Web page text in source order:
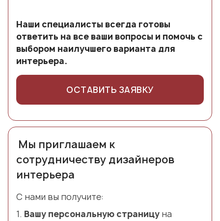
Наши специалисты всегда готовы
ответить на все ваши вопросы и помочь с
выбором наилучшего варианта для
интерьера.
ОСТАВИТЬ ЗАЯВКУ
Мы приглашаем к
сотрудничеству дизайнеров
интерьера
С нами вы получите:
1. Вашу персональную страницу на